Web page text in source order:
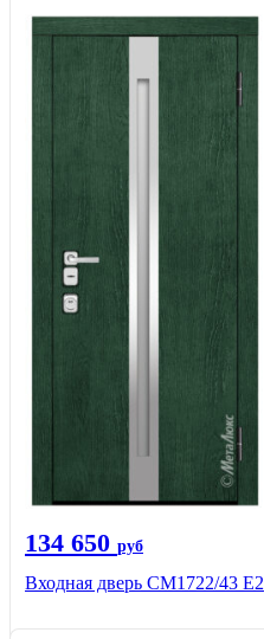
134 650 руб
Входная дверь СМ1722/43 Е2